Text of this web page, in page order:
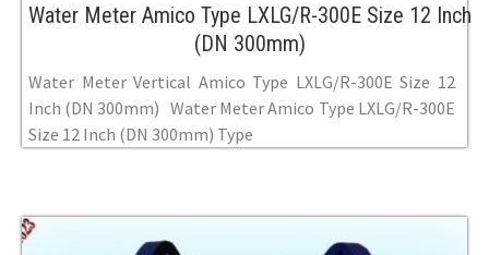
Water Meter Amico Type LXLG/R-300E Size 12 Inch
(DN 300mm)
Water Meter Vertical Amico Type LXLG/R-300E Size 12
Inch (DN 300mm) Water Meter Amico Type LXLG/R-300E
Size 12 Inch (DN 300mm) Type